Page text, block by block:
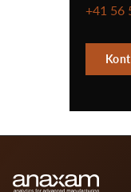
+41 56